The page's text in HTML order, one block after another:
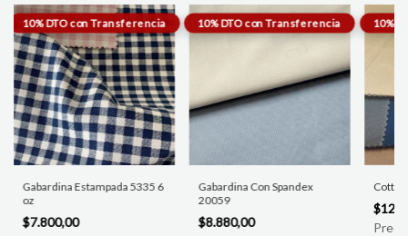
Gabardina Estampada 5335 6
oz
$7.800,00
Gabardina Con Spandex
20059
$8.880,00